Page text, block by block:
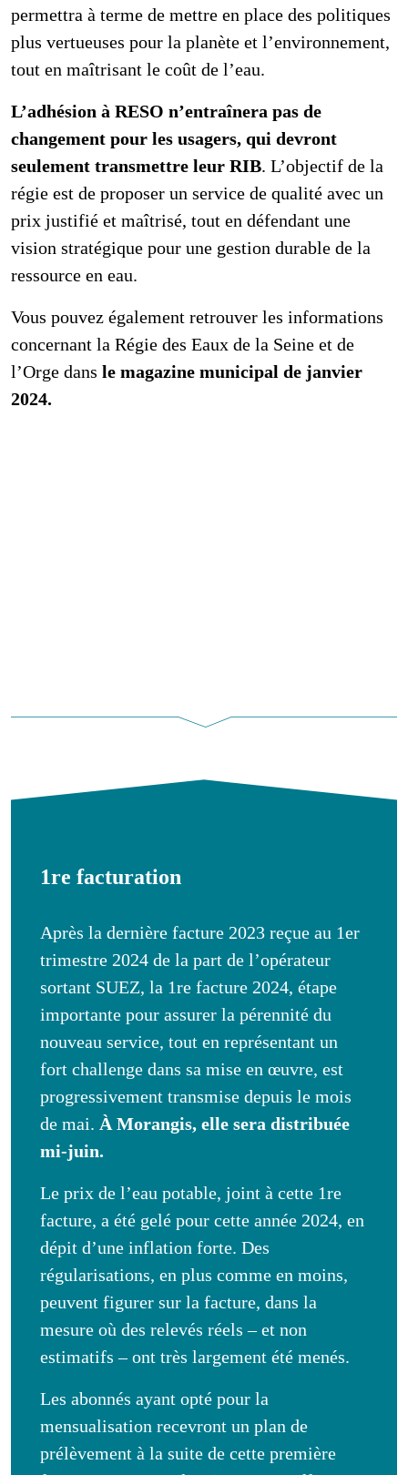
permettra à terme de mettre en place des politiques
plus vertueuses pour la planète et l’environnement,
tout en maîtrisant le coût de l’eau.
L’adhésion à RESO n’entraînera pas de
changement pour les usagers, qui devront
seulement transmettre leur RIB. L’objectif de la
régie est de proposer un service de qualité avec un
prix justifié et maîtrisé, tout en défendant une
vision stratégique pour une gestion durable de la
ressource en eau.
Vous pouvez également retrouver les informations
concernant la Régie des Eaux de la Seine et de
l’Orge dans le magazine municipal de janvier
2024.
1re facturation
Après la dernière facture 2023 reçue au 1er
trimestre 2024 de la part de l’opérateur
sortant SUEZ, la 1re facture 2024, étape
importante pour assurer la pérennité du
nouveau service, tout en représentant un
fort challenge dans sa mise en œuvre, est
progressivement transmise depuis le mois
de mai. À Morangis, elle sera distribuée
mi-juin.
Le prix de l’eau potable, joint à cette 1re
facture, a été gelé pour cette année 2024, en
dépit d’une inflation forte. Des
régularisations, en plus comme en moins,
peuvent figurer sur la facture, dans la
mesure où des relevés réels – et non
estimatifs – ont très largement été menés.
Les abonnés ayant opté pour la
mensualisation recevront un plan de
prélèvement à la suite de cette première